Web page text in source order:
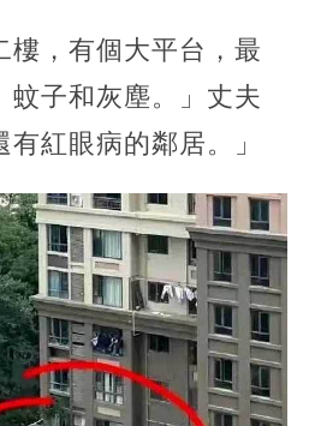
樓，有個大平台，最
蚊子和灰塵。」丈夫
紅眼病的鄰居。」